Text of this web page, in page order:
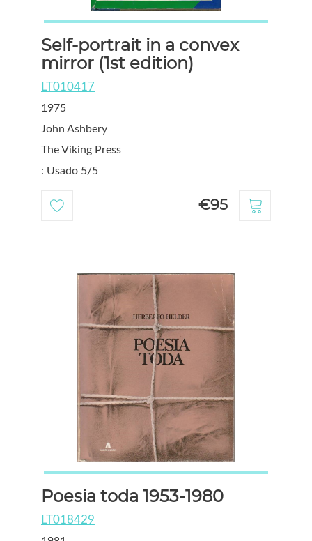
Self-portrait in a convex
mirror (1st edition)
LT010417
1975
John Ashbery
The Viking Press
: Usado 5/5
€95
Poesia toda 1953-1980
LT018429